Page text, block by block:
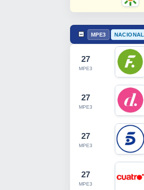
MPE3 NACIONAL
27
MPE3
27
MPE3
27
MPE3
27
MPE3